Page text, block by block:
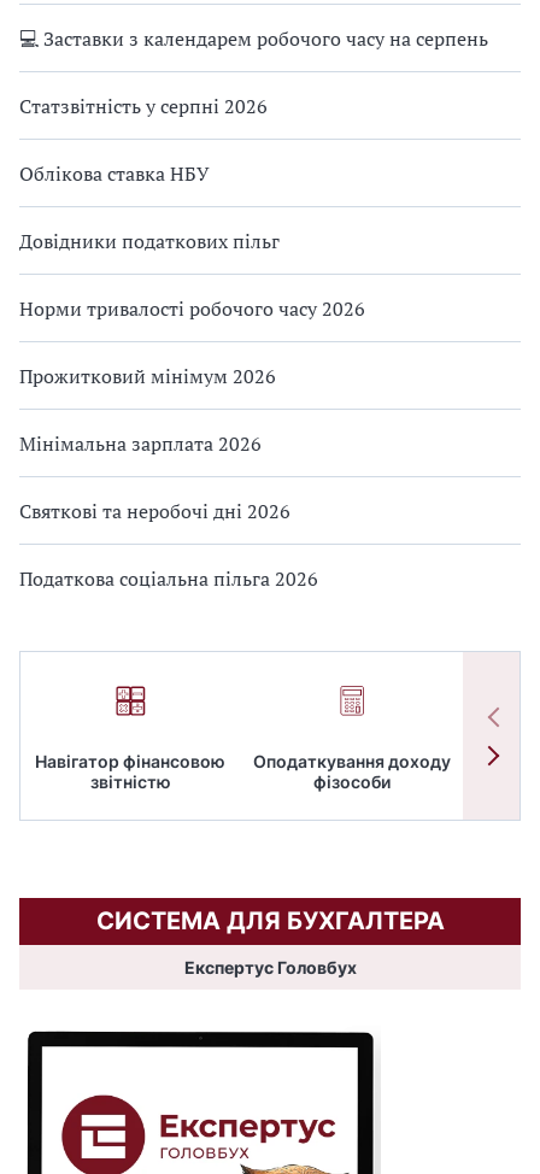
💻 Заставки з календарем робочого часу на серпень
Статзвітність у серпні 2026
Облікова ставка НБУ
Довідники податкових пільг
Норми тривалості робочого часу 2026
Прожитковий мінімум 2026
Мінімальна зарплата 2026
Святкові та неробочі дні 2026
Податкова соціальна пільга 2026
Навігатор фінансовою
звітністю
Оподаткування доходу
фізособи
СИСТЕМА ДЛЯ БУХГАЛТЕРА
Експертус Головбух